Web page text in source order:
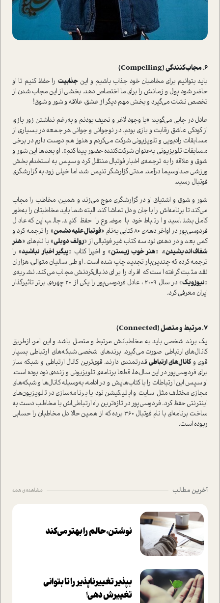
6. مجاب‌کنندگی (Compelling)
باید بتوانیم برای مخاطبان خود جذاب باشیم و اینجذابیت را حفظ کنیم تا او
حاضر شود پول و زمانش را برای ما اختصاص دهد. بخشی از این مجاب شدن از
تخصص نشات می‌گیرد و بخش مهم دیگر از عشق، علاقه و شور و شوق!
عادل در جایی می‌گوید: «با وجود لاغر و نحیف بودنم و به‌‌رغم نداشتن زور بازو،
از کودکی عاشق رقابت و بازی بودم. در نوجوانی و جوانی هر جمعه در بسیاری از
مسابقات رادیویی و تلویزیونی شرکت می‌کردم و هنوز هم دوست دارم در برخی
مسابقات تلویزیونی به‌عنوان شرکت‌کننده حضور پیدا کنم». او بعدها این شور و
شوق و علاقه را به ترجمه‌ی اخبار فوتبال منتقل کرد و سپس به ا‌ستخدام بخش
ورزشی صداوسیما در‌آمد. مدتی گزارشگر تنیس شد، اما خیلی ‌زود به گزارشگری
فوتبال رسید.
شور و شوق و اشتیاق او در گزارشگری‌ موج می‌زند و همین، مخاطب را مجاب
می‌کند تا برنامه‌اش را با جان و دل تماشا کند. البته شما باید مخاطبتان را به‌طور
کامل بشناسید و ارتباط خود با موضوع را حفظ کنید. جالب این‌که عادل
فردوسی‌پور در اواخر دهه‌ی 80 کتابی به‌نام «
فوتبال علیه دشمن» را ترجمه کرد و
کمی بعد و در دهه‌ی نود سه کتاب غیر فوتبالی از «رولف دوبلی» با نام‌های «هنر
شفاف اندیشیدن»، «هنر خوب زیستن» و اخیرا کتاب «پیگیر اخبار نباشید» را
ترجمه کرده که چندین‌بار تجدید چاپ شده ا‌ست. او طی سالیان متوالی، هزاران
نقد مثبت گرفته ا‌ست که افراد را برای دنبال‌کردنش مجاب می‌کند. نشریه‌ی
«نیوزویک
» در سال 2009 ‌، عادل فردوسی‌پور را یکی از 20 چهره‌ی برتر تاثیر‌گذار
ایران معرفی کرد.
7. مرتبط و متصل (Connected)
یک برند شخصی باید به مخاطبانش مرتبط و متصل باشد و این امر، از‌طریق
کانال‌های ارتباطی صورت می‌گیرد. برندهای شخصی شبکه‌های ارتباطی بسیار
قوی وکانال‌های ارتباطی قدرتمندی دارند. قوی‌ترین کانال ارتباطی و شبکه ساز
برای فردوسی‌پور در این سال‌ها، قطعا برنامه‌ی تلویزیونی و زنده‌ی نود بوده ا‌ست.
او سپس این ارتباطات را با کتاب‌هایش و در ادامه، به‌وسیله کانال‌ها و شبکه‌های
مجازی مختلف مثل سایت و اپلیکیشن نود یا برنامه‌سازی در تلویزیون‌های
اینترنتی حفظ کرد. فردوسی‌پور در تازه‌ترین راه ارتباطی‌اش با مخاطب دست به
ساخت برنامه‌ای با نام فوتبال 360 برده که از همین حالا دل مخاطبان را حسابی
ربوده ا‌ست.
آخرین مطالب مشاهده ی همه
نوشتن، حالم را بهتر می‌کند
بپذير تغييرناپذير را تا بتواني
تغييرش دهي!‏